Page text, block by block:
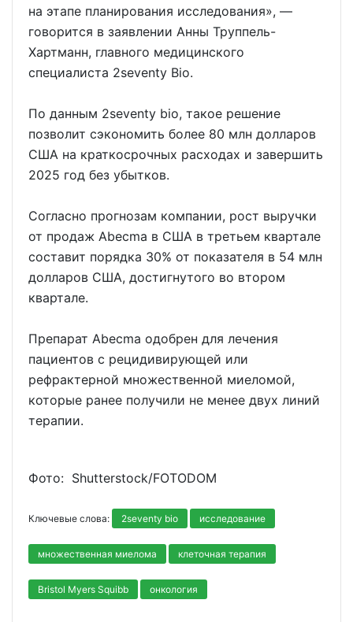
на этапе планирования исследования», —
говорится в заявлении Анны Труппель-
Хартманн, главного медицинского
специалиста 2seventy Bio.
По данным 2seventy bio, такое решение
позволит сэкономить более 80 млн долларов
США на краткосрочных расходах и завершить
2025 год без убытков.
Согласно прогнозам компании, рост выручки
от продаж Abecma в США в третьем квартале
составит порядка 30% от показателя в 54 млн
долларов США, достигнутого во втором
квартале.
Препарат Abecma одобрен для лечения
пациентов с рецидивирующей или
рефрактерной множественной миеломой,
которые ранее получили не менее двух линий
терапии.
Фото: Shutterstoсk/FOTODOM
Ключевые слова: 2seventy bio исследование
множественная миелома клеточная терапия
Bristol Myers Squibb онкология